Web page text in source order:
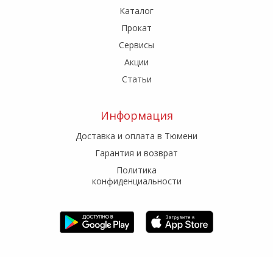
Каталог
Прокат
Сервисы
Акции
Статьи
Информация
Доставка и оплата в Тюмени
Гарантия и возврат
Политика
конфиденциальности